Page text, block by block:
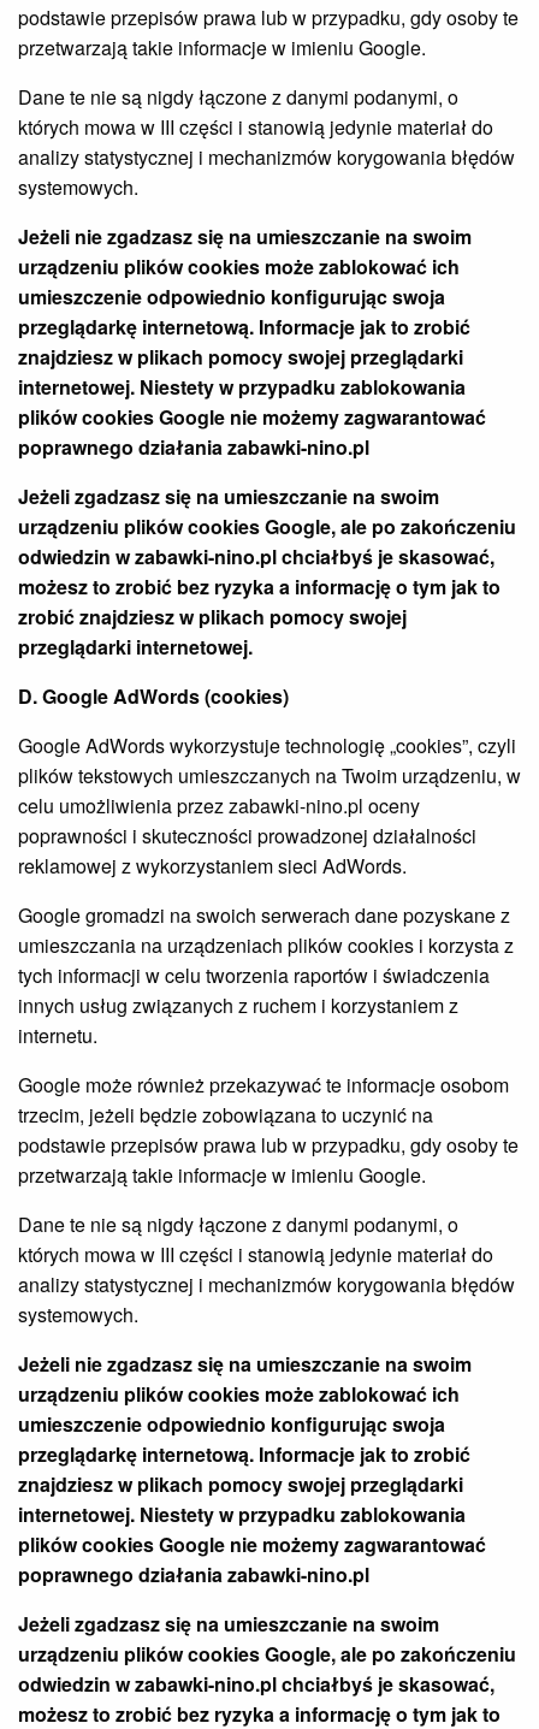
podstawie przepisów prawa lub w przypadku, gdy osoby te
przetwarzają takie informacje w imieniu Google.
Dane te nie są nigdy łączone z danymi podanymi, o
których mowa w III części i stanowią jedynie materiał do
analizy statystycznej i mechanizmów korygowania błędów
systemowych.
Jeżeli nie zgadzasz się na umieszczanie na swoim
urządzeniu plików cookies może zablokować ich
umieszczenie odpowiednio konfigurując swoja
przeglądarkę internetową. Informacje jak to zrobić
znajdziesz w plikach pomocy swojej przeglądarki
internetowej. Niestety w przypadku zablokowania
plików cookies Google nie możemy zagwarantować
poprawnego działaniazabawki-nino.pl
Jeżeli zgadzasz się na umieszczanie na swoim
urządzeniu plików cookies Google, ale po zakończeniu
odwiedzin wzabawki-nino.plchciałbyś je skasować,
możesz to zrobić bez ryzyka a informację o tym jak to
zrobić znajdziesz w plikach pomocy swojej
przeglądarki internetowej.
D. Google AdWords (cookies)
Google AdWords wykorzystuje technologię „cookies”, czyli
plików tekstowych umieszczanych na Twoim urządzeniu, w
celu umożliwienia przez zabawki-nino.pl oceny
poprawności i skuteczności prowadzonej działalności
reklamowej z wykorzystaniem sieci AdWords.
Google gromadzi na swoich serwerach dane pozyskane z
umieszczania na urządzeniach plików cookies i korzysta z
tych informacji w celu tworzenia raportów i świadczenia
innych usług związanych z ruchem i korzystaniem z
internetu.
Google może również przekazywać te informacje osobom
trzecim, jeżeli będzie zobowiązana to uczynić na
podstawie przepisów prawa lub w przypadku, gdy osoby te
przetwarzają takie informacje w imieniu Google.
Dane te nie są nigdy łączone z danymi podanymi, o
których mowa w III części i stanowią jedynie materiał do
analizy statystycznej i mechanizmów korygowania błędów
systemowych.
Jeżeli nie zgadzasz się na umieszczanie na swoim
urządzeniu plików cookies może zablokować ich
umieszczenie odpowiednio konfigurując swoja
przeglądarkę internetową. Informacje jak to zrobić
znajdziesz w plikach pomocy swojej przeglądarki
internetowej. Niestety w przypadku zablokowania
plików cookies Google nie możemy zagwarantować
poprawnego działaniazabawki-nino.pl
Jeżeli zgadzasz się na umieszczanie na swoim
urządzeniu plików cookies Google, ale po zakończeniu
odwiedzin wzabawki-nino.plchciałbyś je skasować,
możesz to zrobić bez ryzyka a informację o tym jak to